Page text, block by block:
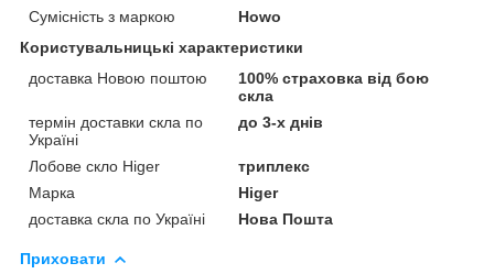
Сумісність з маркою
Howo
Користувальницькі характеристики
доставка Новою поштою
100% страховка від бою
скла
термін доставки скла по
Україні
до 3-х днів
Лобове скло Higer
триплекс
Марка
Higer
доставка скла по Україні
Нова Пошта
Приховати